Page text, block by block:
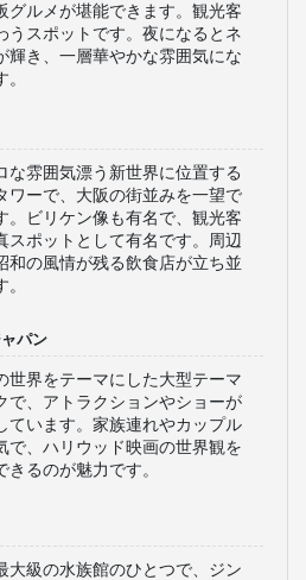
グルメが堪能できます。観光客
うスポットです。夜になるとネ
輝き、一層華やかな雰囲気にな
。
な雰囲気漂う新世界に位置する
ワーで、大阪の街並みを一望で
。ビリケン像も有名で、観光客
スポットとして有名です。周辺
和の風情が残る飲食店が立ち並
。
パン
世界をテーマにした大型テーマ
で、アトラクションやショーが
ています。家族連れやカップル
で、ハリウッド映画の世界観を
きるのが魅力です。
大級の水族館のひとつで、ジン